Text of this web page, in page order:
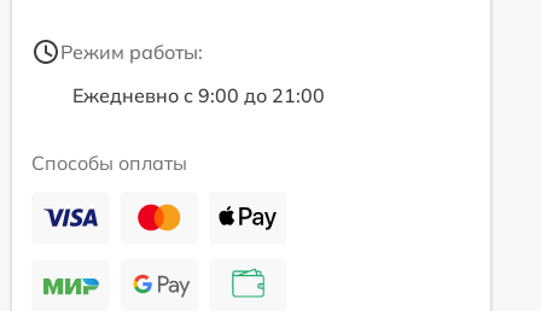
Режим работы:
Ежедневно с 9:00 до 21:00
Способы оплаты